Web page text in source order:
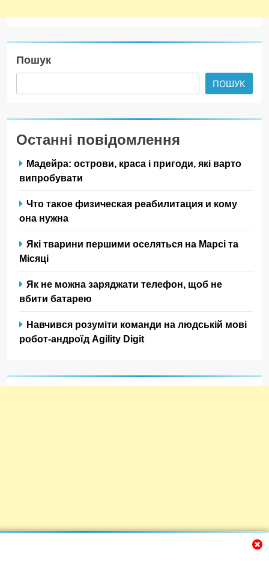
Пошук
ПОШУК
Останні повідомлення
Мадейра: острови, краса і пригоди, які варто
випробувати
Что такое физическая реабилитация и кому
она нужна
Які тварини першими оселяться на Марсі та
Місяці
Як не можна заряджати телефон, щоб не
вбити батарею
Навчився розуміти команди на людській мові
робот-андроїд Agility Digit